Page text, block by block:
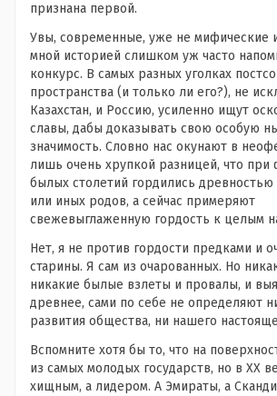
признана первой.
Увы, современные, уже не мифические
мной историей слишком уж часто
конкурс. В самых разных уголках
пространства (и только ли его?), не
Казахстан, и Россию, усиленно ищут
славы, дабы доказывать свою особую
значимость. Словно нас окунают в
лишь очень хрупкой разницей, что при
былых столетий гордились древностью
или иных родов, а сейчас примеряют
свежевыглаженную гордость к целым
Нет, я не против гордости предками и
старины. Я сам из очарованных. Но
никакие былые взлеты и провалы, и
древнее, сами по себе не определяют
развития общества, ни нашего
Вспомните хотя бы то, что на
из самых молодых государств, но в ХХ
хищным, а лидером. А Эмираты, а